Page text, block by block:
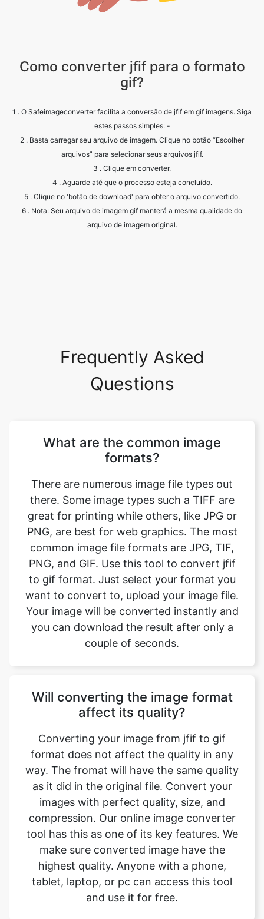
Como converter jfif para o formato
1 . O Safeimageconverter facilita a conversão de jfif em gif imagens. Siga
estes passos simples: -
2 . Basta carregar seu arquivo de imagem. Clique no botão “Escolher
4 . Aguarde até que o processo esteja concluído.
5 . Clique no 'botão de download' para obter o arquivo convertido.
6 . Nota: Seu arquivo de imagem gif manterá a mesma qualidade do
arquivo de imagem original.
What are the common image
there. Some image types such a TIFF are
great for printing while others, like JPG or
PNG, are best for web graphics. The most
common image file formats are JPG, TIF,
PNG, and GIF. Use this tool to convert jfif
to gif format. Just select your format you
want to convert to, upload your image file.
Your image will be converted instantly and
you can download the result after only a
couple of seconds.
Will converting the image format
format does not affect the quality in any
way. The fromat will have the same quality
as it did in the original file. Convert your
images with perfect quality, size, and
compression. Our online image converter
tool has this as one of its key features. We
make sure converted image have the
highest quality. Anyone with a phone,
tablet, laptop, or pc can access this tool
and use it for free.
Is there a charge for image